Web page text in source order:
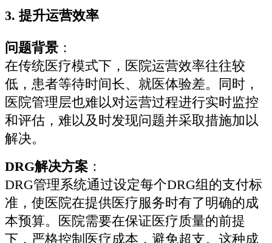
3. 提升运营效率
问题背景 ：
在传统医疗模式下，医院运营效率往往较
低，患者等待时间长、就医体验差。同时，
医院管理层也难以对运营过程进行实时监控
和评估，难以及时发现问题并采取措施加以
解决。
DRG解决方案 ：
DRG管理系统通过设定每个DRG组的支付标
准，使医院在提供医疗服务时有了明确的成
本预算。医院需要在保证医疗质量的前提
下，严格控制医疗成本，避免超支。这种成